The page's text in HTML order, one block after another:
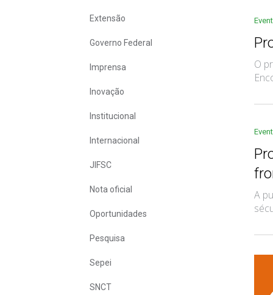
Extensão
Governo Federal
Imprensa
Inovação
Institucional
Internacional
JIFSC
Nota oficial
Oportunidades
Pesquisa
Sepei
SNCT
O
A